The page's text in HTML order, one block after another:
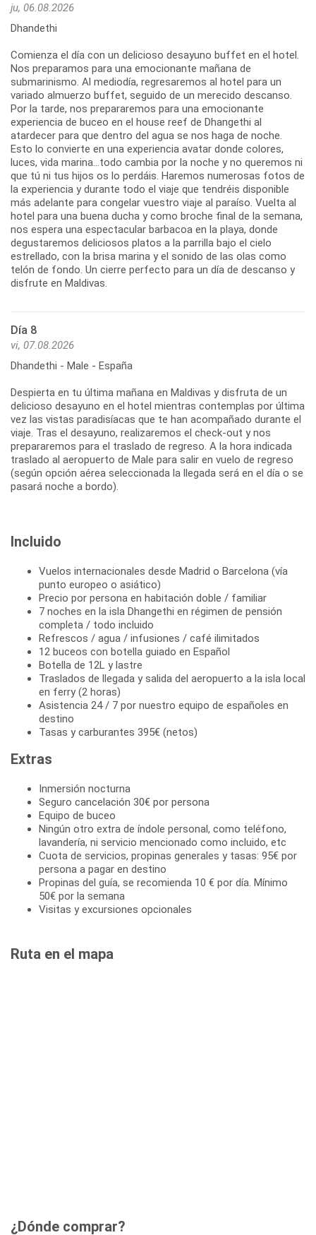
ju, 06.08.2026
Dhandethi
Comienza el día con un delicioso desayuno buffet en el hotel.
Nos preparamos para una emocionante mañana de
submarinismo. Al mediodía, regresaremos al hotel para un
variado almuerzo buffet, seguido de un merecido descanso.
Por la tarde, nos prepararemos para una emocionante
experiencia de buceo en el house reef de Dhangethi al
atardecer para que dentro del agua se nos haga de noche.
Esto lo convierte en una experiencia avatar donde colores,
luces, vida marina...todo cambia por la noche y no queremos ni
que tú ni tus hijos os lo perdáis. Haremos numerosas fotos de
la experiencia y durante todo el viaje que tendréis disponible
más adelante para congelar vuestro viaje al paraíso. Vuelta al
hotel para una buena ducha y como broche final de la semana,
nos espera una espectacular barbacoa en la playa, donde
degustaremos deliciosos platos a la parrilla bajo el cielo
estrellado, con la brisa marina y el sonido de las olas como
telón de fondo. Un cierre perfecto para un día de descanso y
disfrute en Maldivas.
Día 8
vi, 07.08.2026
Dhandethi - Male - España
Despierta en tu última mañana en Maldivas y disfruta de un
delicioso desayuno en el hotel mientras contemplas por última
vez las vistas paradisíacas que te han acompañado durante el
viaje. Tras el desayuno, realizaremos el check-out y nos
prepararemos para el traslado de regreso. A la hora indicada
traslado al aeropuerto de Male para salir en vuelo de regreso
(según opción aérea seleccionada la llegada será en el día o se
pasará noche a bordo).
Incluido
Vuelos internacionales desde Madrid o Barcelona (vía
punto europeo o asiático)
Precio por persona en habitación doble / familiar
7 noches en la isla Dhangethi en régimen de pensión
completa / todo incluido
Refrescos / agua / infusiones / café ilimitados
12 buceos con botella guiado en Español
Botella de 12L y lastre
Traslados de llegada y salida del aeropuerto a la isla local
en ferry (2 horas)
Asistencia 24 / 7 por nuestro equipo de españoles en
destino
Tasas y carburantes 395€ (netos)
Extras
Inmersión nocturna
Seguro cancelación 30€ por persona
Equipo de buceo
Ningún otro extra de índole personal, como teléfono,
lavandería, ni servicio mencionado como incluido, etc
Cuota de servicios, propinas generales y tasas: 95€ por
persona a pagar en destino
Propinas del guía, se recomienda 10 € por día. Mínimo
50€ por la semana
Visitas y excursiones opcionales
Ruta en el mapa
¿Dónde comprar?